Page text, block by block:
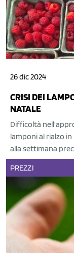
26 dic 2024
CRISI DEI
NATALE
Difficoltà
lamponi al rialzo
alla settimana
PREZZI